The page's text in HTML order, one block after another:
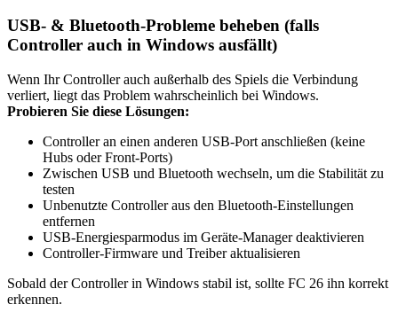
USB- & Bluetooth-Probleme beheben (falls
Controller auch in Windows ausfällt)
Wenn Ihr Controller auch außerhalb des Spiels die Verbindung
verliert, liegt das Problem wahrscheinlich bei Windows.
Probieren Sie diese Lösungen:
Controller an einen anderen USB-Port anschließen (keine
Hubs oder Front-Ports)
Zwischen USB und Bluetooth wechseln, um die Stabilität zu
testen
Unbenutzte Controller aus den Bluetooth-Einstellungen
entfernen
USB-Energiesparmodus im Geräte-Manager deaktivieren
Controller-Firmware und Treiber aktualisieren
Sobald der Controller in Windows stabil ist, sollte FC 26 ihn korrekt
erkennen.